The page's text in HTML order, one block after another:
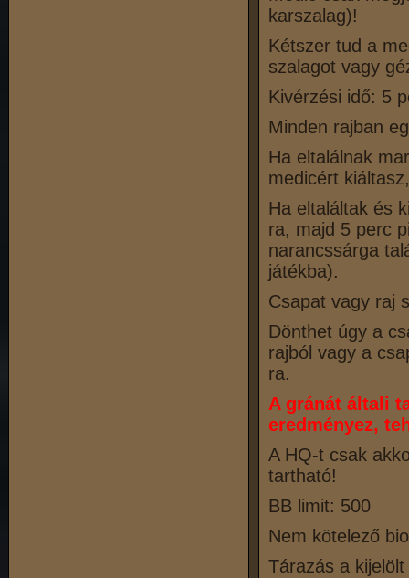
karszalag)!
Kétszer tud a
szalagot vagy
Kivérzési idő: 5
Minden rajban
Ha eltalálnak
medicért
Ha eltaláltak és
ra, majd 5 perc
narancssárga
játékba).
Csapat vagy raj
Dönthet úgy a
rajból vagy a
ra.
A gránát általi
eredményez,
A HQ-t csak
tartható!
BB limit: 500
Nem kötelező
Tárazás a